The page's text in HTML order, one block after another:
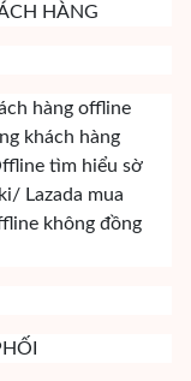
HÀNG
hàng offline
khách hàng
tìm hiểu sờ
Lazada mua
không đồng